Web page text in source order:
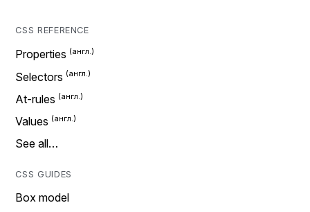
CSS REFERENCE
Properties
Selectors
At-rules
Values
See all…
CSS GUIDES
Box model